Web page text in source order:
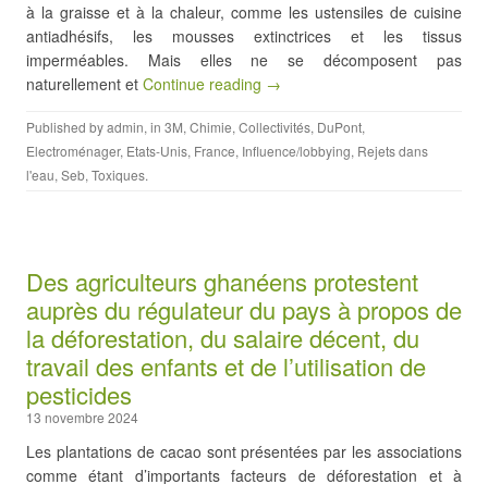
à la graisse et à la chaleur, comme les ustensiles de cuisine
antiadhésifs, les mousses extinctrices et les tissus
imperméables. Mais elles ne se décomposent pas
naturellement et Continue reading →
Published byadmin, in 3M, Chimie, Collectivités, DuPont,
Electroménager, Etats-Unis, France, Influence/lobbying, Rejets dans
l'eau, Seb, Toxiques.
Des agriculteurs ghanéens protestent
auprès du régulateur du pays à propos de
la déforestation, du salaire décent, du
travail des enfants et de l’utilisation de
pesticides
13 novembre 2024
Les plantations de cacao sont présentées par les associations
comme étant d’importants facteurs de déforestation et à